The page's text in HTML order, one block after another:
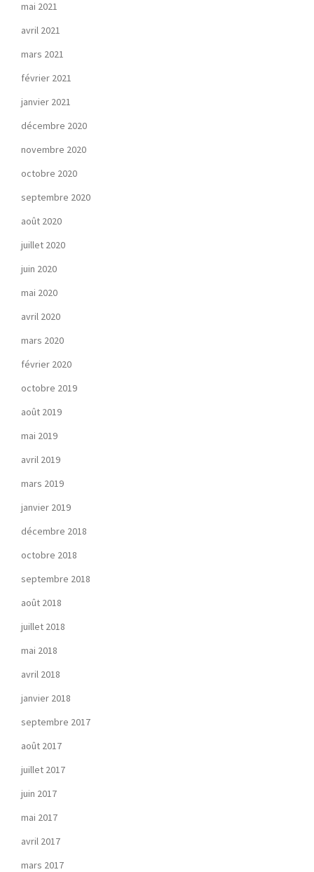
mai 2021
avril 2021
mars 2021
février 2021
janvier 2021
décembre 2020
novembre 2020
octobre 2020
septembre 2020
août 2020
juillet 2020
juin 2020
mai 2020
avril 2020
mars 2020
février 2020
octobre 2019
août 2019
mai 2019
avril 2019
mars 2019
janvier 2019
décembre 2018
octobre 2018
septembre 2018
août 2018
juillet 2018
mai 2018
avril 2018
janvier 2018
septembre 2017
août 2017
juillet 2017
juin 2017
mai 2017
avril 2017
mars 2017